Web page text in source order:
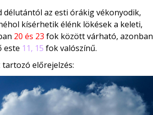
délutántól az esti órákig vékonyodik,
kísérhetik élénk lökések a keleti,
20 és 23 fok között várható, azonban
este 11, 15 fok valószínű.
előrejelzés: